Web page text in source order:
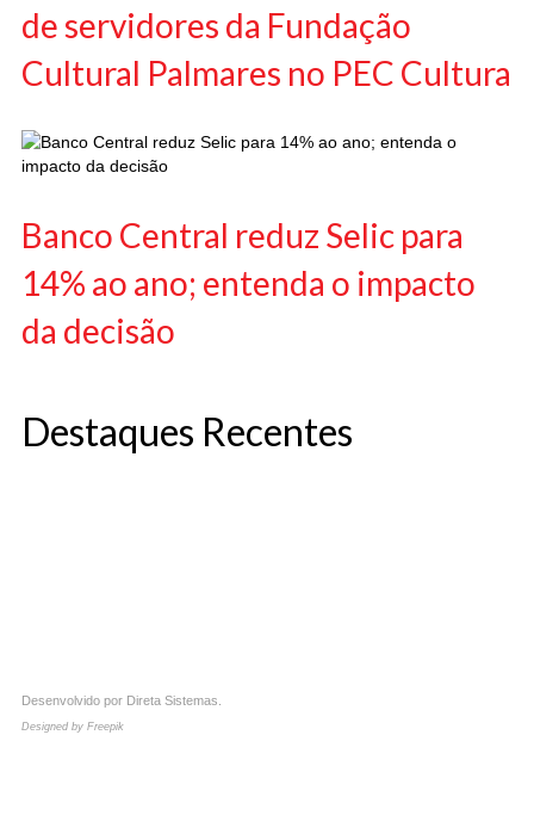
de servidores da Fundação
Cultural Palmares no PEC Cultura
Banco Central reduz Selic para
14% ao ano; entenda o impacto
da decisão
Destaques Recentes
Desenvolvido por Direta Sistemas
Designed by Freepik